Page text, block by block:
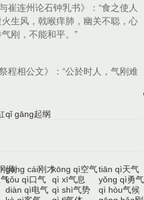
崔连州论石钟乳书》：“食之使人
生风，戟喉痒肺，幽关不聪，心
刚，不能和平。”
程相公文》：“公於时人，气刚难
qǐ gāng起纲
刚刚
gāng cái刚才kōng qì空气tiān qì天气
kǒu qì口气 qì xī气息 yǒng qì勇气
diàn qì电气 qì shì气势 qì hòu气候